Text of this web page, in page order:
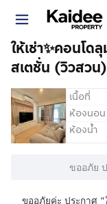
ให้เช่า✨คอนโ
สเตชั่น (วิวสวน
เนื้อที่
ห้องนอน
ห้องน้ำ
ขออภัย
ขออภัยค่ะ ประกาศ "